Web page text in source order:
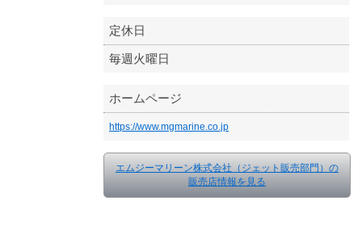
定休日
毎週火曜日
ホームページ
https://www.mgmarine.co.jp
エムジーマリーン株式会社（ジェット販売部門）の
販売店情報を見る